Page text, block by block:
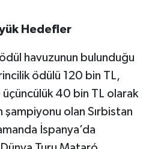
Hedefler
havuzunun bulunduğu
ödülü 120 bin TL,
40 bin TL olarak
şampiyonu olan Sırbistan
İspanya’da